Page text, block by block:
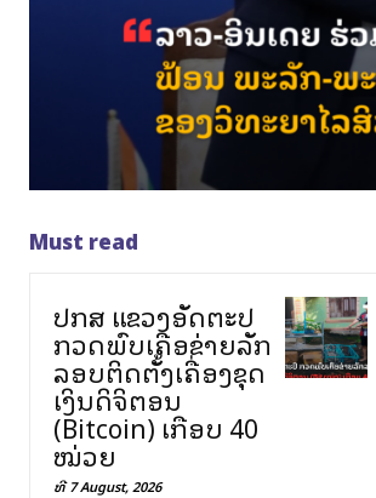
Must read
ປກສ ແຂວງອັດຕະປື
ກວດພົບເຄືອຂ່າຍລັກ
ລອບຕິດຕັ້ງເຄື່ອງຂຸດ
ເງິນດິຈິຕອນ
(Bitcoin) ເກືອບ 40
ໝ່ວຍ
ທີ 7 August, 2026